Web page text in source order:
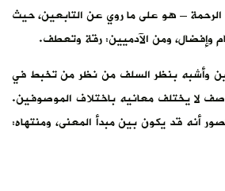
– هو على ما روي عن التابعين، حيث
وإفضال، ومن الآدميين: رقة وتعطف.
وأشبه بنظر السلف من نظر من تخبط في
لا يختلف معانيه باختلاف الموصوفين.
أنه قد يكون بين مبدأ المعنى، ومنتهاه: